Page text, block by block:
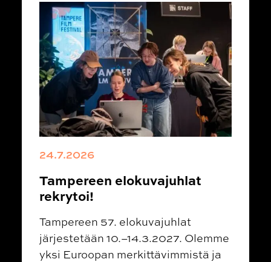
24.7.2026
Tampereen elokuvajuhlat
rekrytoi!
Tampereen 57. elokuvajuhlat
järjestetään 10.–14.3.2027. Olemme
yksi Euroopan merkittävimmistä ja